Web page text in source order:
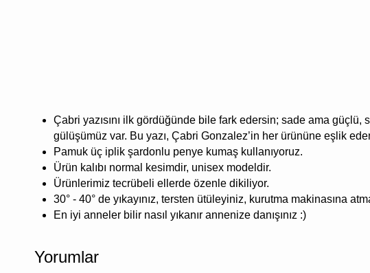
Çabri yazısını ilk gördüğünde bile fark edersin; sade ama
gülüşümüz var. Bu yazı, Çabri Gonzalez’in her ürününe eşlik
Pamuk üç iplik şardonlu penye kumaş kullanıyoruz.
Ürün kalıbı normal kesimdir, unisex modeldir.
Ürünlerimiz tecrübeli ellerde özenle dikiliyor.
30° - 40° de yıkayınız, tersten ütüleyiniz, kurutma makinasına
En iyi anneler bilir nasıl yıkanır annenize danışınız :)
Yorumlar